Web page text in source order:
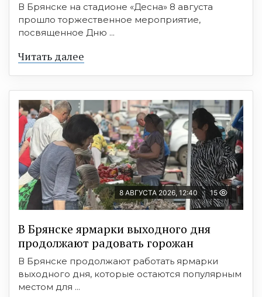
В Брянске на стадионе «Десна» 8 августа
прошло торжественное мероприятие,
посвященное Дню ...
Читать далее
8 АВГУСТА 2026, 12:40 15
В Брянске ярмарки выходного дня
продолжают радовать горожан
В Брянске продолжают работать ярмарки
выходного дня, которые остаются популярным
местом для ...